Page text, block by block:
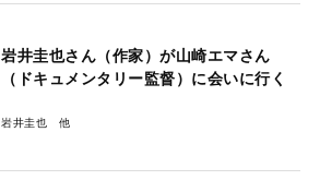
岩井圭也さん（作家）が山崎エマさん
（ドキュメンタリー監督）に会いに行く
岩井圭也